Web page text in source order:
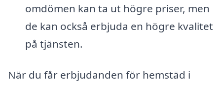
omdömen kan ta ut högre priser, men
de kan också erbjuda en högre kvalitet
på tjänsten.
När du får erbjudanden för hemstäd i